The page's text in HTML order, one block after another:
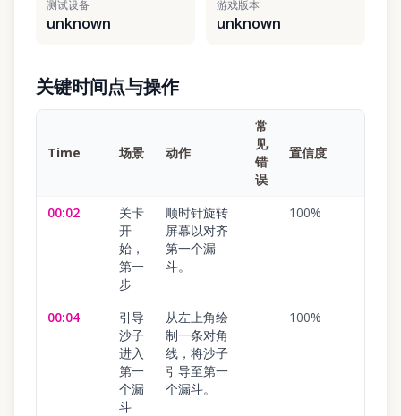
测试设备
unknown
游戏版本
unknown
关键时间点与操作
Time 场景 动作
常
见
错
误
置信度
00:02
关卡
开
始，
第一
步
顺时针旋转
屏幕以对齐
第一个漏
斗。
100%
00:04
引导
沙子
进入
第一
个漏
斗
从左上角绘
制一条对角
线，将沙子
引导至第一
个漏斗。
100%